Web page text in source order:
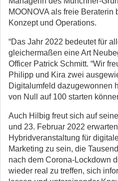
MOONOVA als freie Beraterin
Konzept und Operations.
“Das Jahr 2022 bedeutet für
gleichermaßen eine Art
Officer Patrick Schmitt. “Wir
Philipp und Kira zwei
Digitalumfeld dazugewonnen
von Null auf 100 starten
Auch Hilbig freut sich auf
und 23. Februar 2022
Hybridveranstaltung für
Marketing zu sein, die
nach dem Corona-Lockdown
wieder real zu treffen, sich